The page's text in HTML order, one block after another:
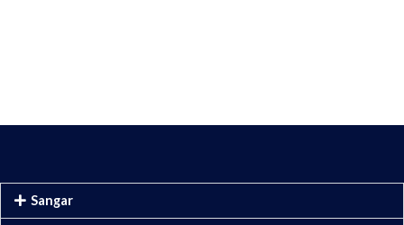
Sangar